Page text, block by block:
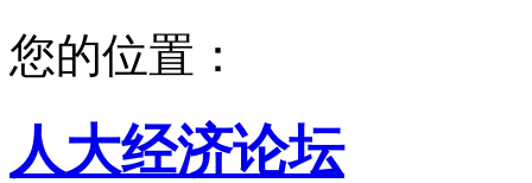
您的位置：
人大经济论坛